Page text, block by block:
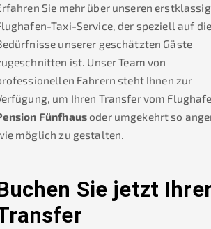
Sie mehr über unseren
Taxi-Service, der speziell auf die
unserer geschätzten Gäste
ist. Unser Team von
Fahrern steht Ihnen zur
um Ihren Transfer vom
Fünfhaus oder umgekehrt so
möglich zu gestalten.
Sie jetzt